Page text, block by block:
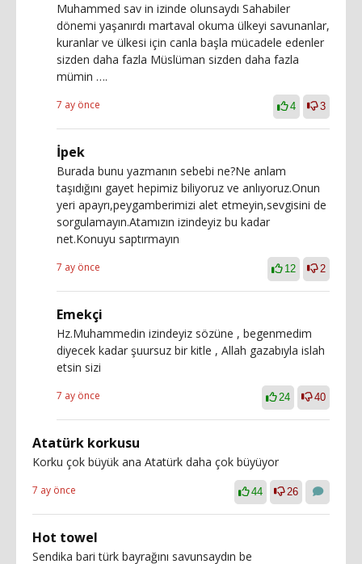
Muhammed sav in izinde olunsaydı Sahabiler
dönemi yaşanırdı martaval okuma ülkeyi savunanlar,
kuranlar ve ülkesi için canla başla mücadele edenler
sizden daha fazla Müslüman sizden daha fazla
mümin ….
7 ay önce 4 3
İpek
Burada bunu yazmanın sebebi ne?Ne anlam
taşıdığını gayet hepimiz biliyoruz ve anlıyoruz.Onun
yeri apayrı,peygamberimizi alet etmeyin,sevgisini de
sorgulamayın.Atamızın izindeyiz bu kadar
net.Konuyu saptırmayın
7 ay önce 12 2
Emekçi
Hz.Muhammedin izindeyiz sözüne , begenmedim
diyecek kadar şuursuz bir kitle , Allah gazabıyla islah
etsin sizi
7 ay önce 24 40
Atatürk korkusu
Korku çok büyük ana Atatürk daha çok büyüyor
7 ay önce 44 26
Hot towel
Sendika bari türk bayrağını savunsaydın be